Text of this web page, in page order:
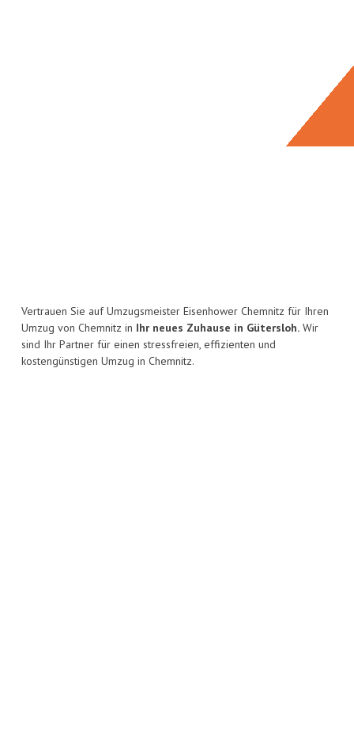
Vertrauen Sie auf Umzugsmeister Eisenhower Chemnitz für Ihren
Umzug von Chemnitz in Ihr neues Zuhause in Gütersloh. Wir
sind Ihr Partner für einen stressfreien, effizienten und
kostengünstigen Umzug in Chemnitz.